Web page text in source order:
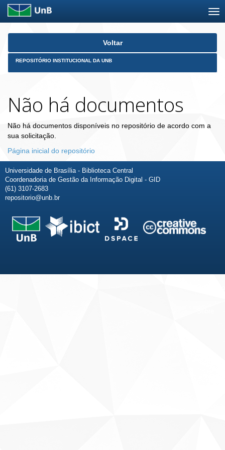
Skip
Voltar
REPOSITÓRIO INSTITUCIONAL DA UNB
Não há documentos
Não há documentos disponíveis no repositório de acordo com a
sua solicitação.
Página inicial do repositório
Universidade de Brasília - Biblioteca Central
Coordenadoria de Gestão da Informação Digital - GID
(61) 3107-2683
repositorio@unb.br